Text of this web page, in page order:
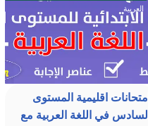
العربية
امتحانات اقليمية المستوى
السادس في اللغة العربية مع